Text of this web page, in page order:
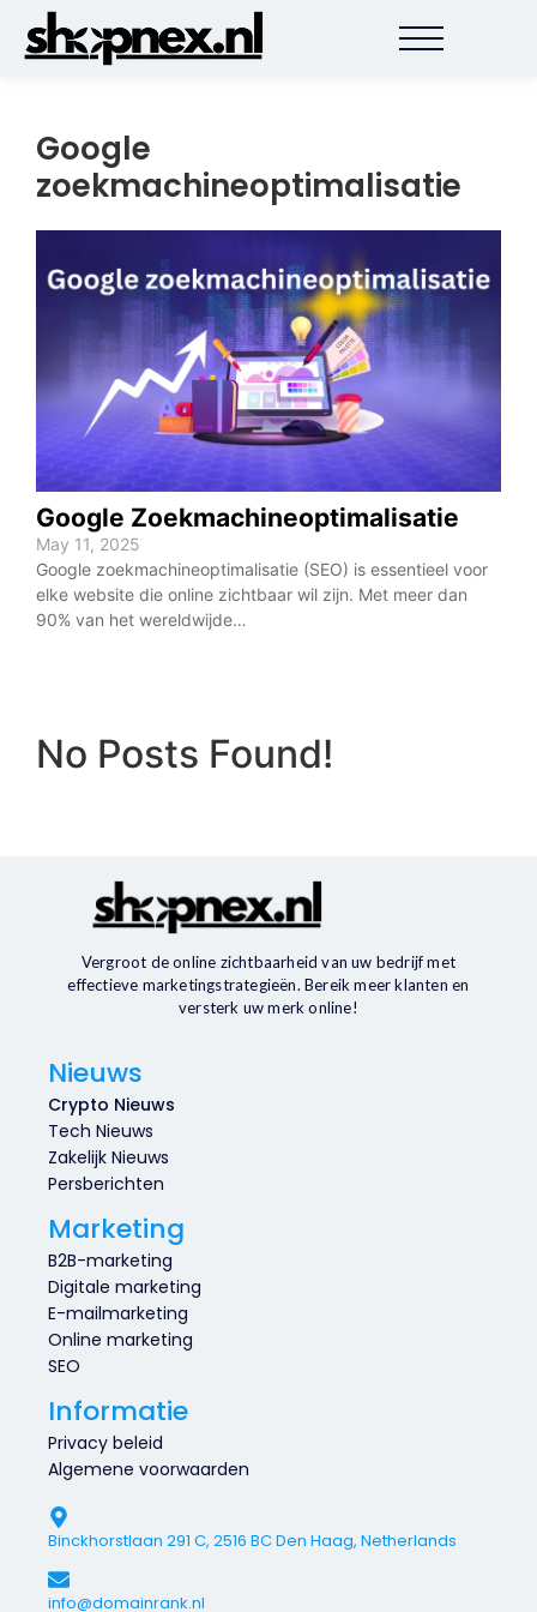
Google
zoekmachineoptimalisatie
Google Zoekmachineoptimalisatie
May 11, 2025
Google zoekmachineoptimalisatie (SEO) is essentieel voor
elke website die online zichtbaar wil zijn. Met meer dan
90% van het wereldwijde…
No Posts Found!
Vergroot de online zichtbaarheid van uw bedrijf met
effectieve marketingstrategieën. Bereik meer klanten en
versterk uw merk online!
Nieuws
Crypto Nieuws
Tech Nieuws
Zakelijk Nieuws
Persberichten
Marketing
B2B-marketing
Digitale marketing
E-mailmarketing
Online marketing
SEO
Informatie
Privacy beleid
Algemene voorwaarden
Binckhorstlaan 291 C, 2516 BC Den Haag, Netherlands
info@domainrank.nl